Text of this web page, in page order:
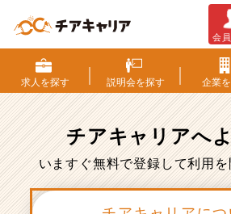
員
登
録
ベ
ン
チ
ャ
会
求人を探す 説明会を探す 企業を
チアキャリアへ
いますぐ無料で登録して利用を